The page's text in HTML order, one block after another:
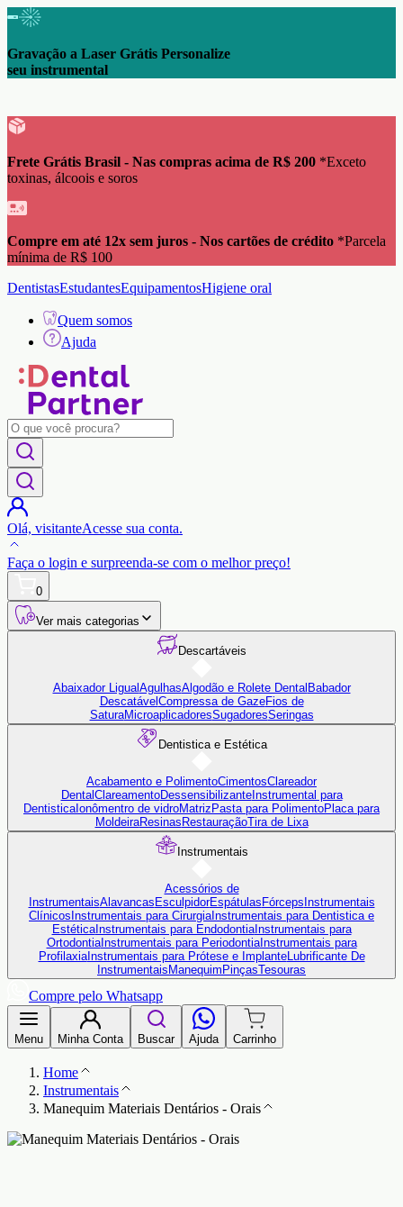
Frete Grátis Brasil Nas compras acima de
Gravação a Laser GrátisPersonalize seu instrumental
DentistasEstudantesEquipamentosHigiene oral
Quem somos
Ajuda
Olá, visitanteAcesse sua conta.
Faça o login e surpreenda-se com o melhor preço!
0
Ver mais categorias
Descartáveis
Abaixador Ligual AgulhasAlgodão e Rolete Dental Babador
Descatável Compressa de GazeFios de
SaturaMicroaplicadoresSugadoresSeringas
Dentistica e Estética
Acabamento e PolimentoCimentosClareador
Dental ClareamentoDessensibilizanteInstrumental para
Dentistica Ionômentro de vidroMatriz Pasta para PolimentoPlaca para
MoldeiraResinas RestauraçãoTira de Lixa
Instrumentais
Acessórios de
InstrumentaisAlavancas EsculpidorEspátulas Fórceps Instrumentais
Clínicos Instrumentais para Cirurgia Instrumentais para Dentistica e
EstéticaInstrumentais para EndodontiaInstrumentais para
OrtodontiaInstrumentais para PeriodontiaInstrumentais para
ProfilaxiaInstrumentais para Prótese e ImplanteLubrificante De
Instrumentais Manequim PinçasTesouras
Compre pelo Whatsapp
Menu Minha Conta Buscar Ajuda Carrinho
Home
Instrumentais
Manequim Materiais Dentários - Orais